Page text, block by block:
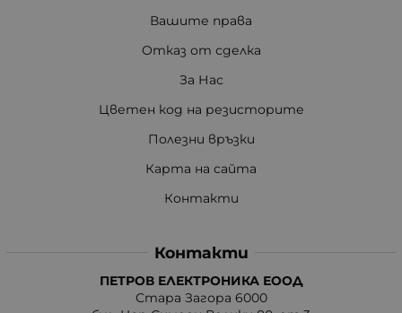
Вашите права
Отказ от сделка
За Нас
Цветен код на резисторите
Полезни връзки
Карта на сайта
Контакти
Контакти
ПЕТРОВ ЕЛЕКТРОНИКА ЕООД
Стара Загора 6000